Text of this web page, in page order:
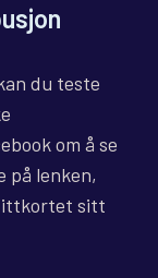
du teste
om å se
på lenken,
sitt